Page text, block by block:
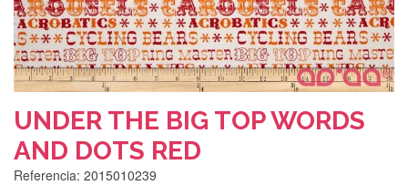
UNDER THE BIG TOP WORDS
AND DOTS RED
Referencia: 2015010239